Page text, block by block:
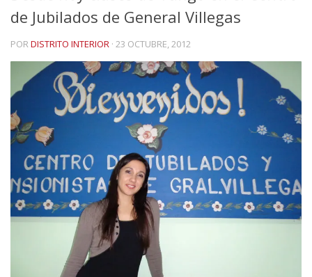
de Jubilados de General Villegas
PORDISTRITO INTERIOR · 23 OCTUBRE, 2012